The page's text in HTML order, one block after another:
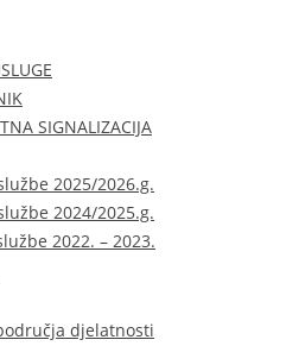
SIGNALIZACIJA
2025/2026.g.
2024/2025.g.
2022. – 2023.
djelatnosti